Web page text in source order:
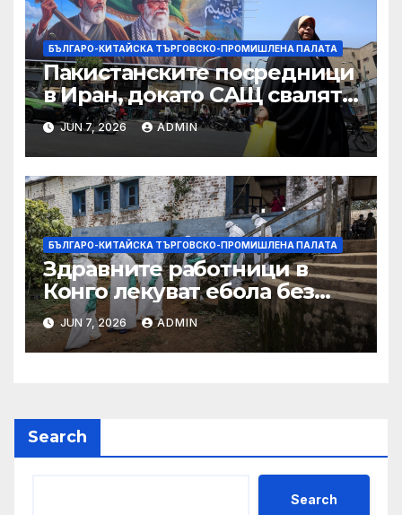
търговията
БЪЛГАРО-КИТАЙСКА ТЪРГОВСКО-ПРОМИШЛЕНА ПАЛАТА
Пакистанските посредници
в Иран, докато САЩ свалят
дронове, Ливан търси мир
JUN 7, 2026 ADMIN
БЪЛГАРО-КИТАЙСКА ТЪРГОВСКО-ПРОМИШЛЕНА ПАЛАТА
Здравните работници в
Конго лекуват ебола без
заплащане, докато СЗО
търси ресурси
JUN 7, 2026 ADMIN
Search
Search